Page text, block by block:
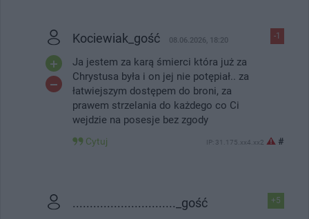
-1
Kociewiak_gość 08.06.2026, 18:20
Ja jestem za karą śmierci która już za
Chrystusa była i on jej nie potępiał.. za
łatwiejszym dostępem do broni, za
prawem strzelania do każdego co Ci
wejdzie na posesje bez zgody
Cytuj IP: 31.175.xx4.xx2 #
+5
.............................._gość